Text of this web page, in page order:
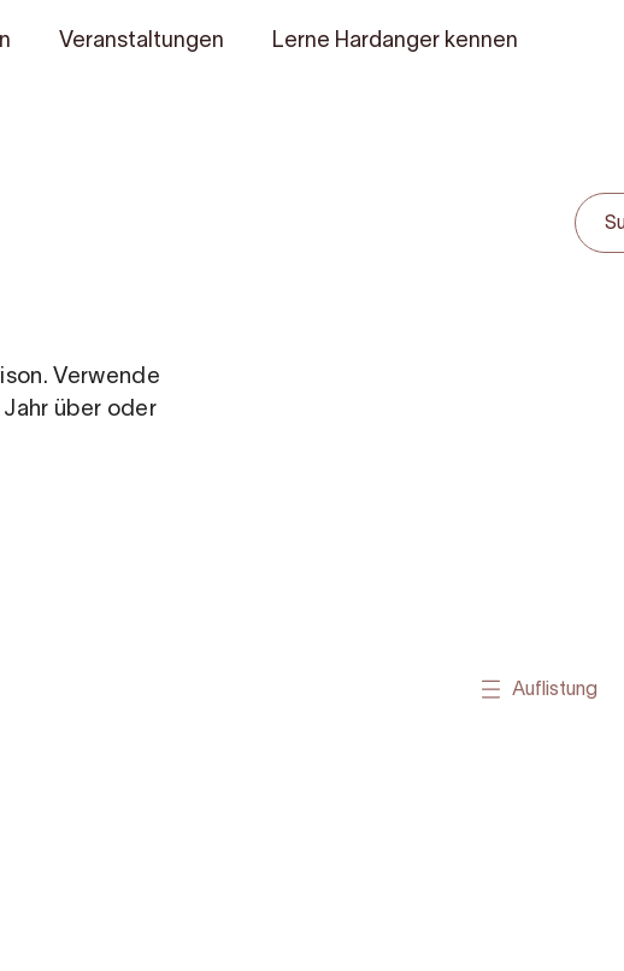
Veranstaltungen Lerne Hardanger kennen
Verwende
Jahr über oder
Auflistung